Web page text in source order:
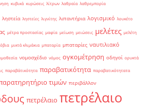
κυβικά κυρώσεις λίτρων λαθραία λαθρεμπορία
ληστεία ληστείες λιγνίτης λιπαντήρια λογισμικό λουκέτο
μέτρα προστασίας μαφία μείωση μειώσεις μελέτες μελέτη
μικτά κλιμάκια μπαταρία μπαταρίες ναυτιλιακό
νομοσχέδιο νόμος ογκομέτρηση οδηγοί ορυκτά
παραβάτικότητα παραβατικότητα παραβατικότητατα
τιμών περιβάλλον
πετρέλαιο πετρέλαιο